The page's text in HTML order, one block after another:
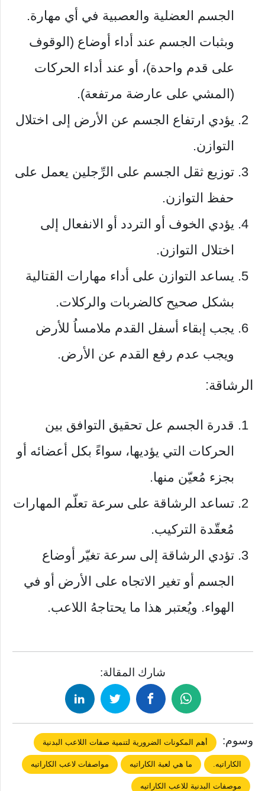
الجسم العضلية والعصبية في أي مهارة.
وبثبات الجسم عند أداء أوضاع (الوقوف
على قدم واحدة)، أو عند أداء الحركات
(المشي على عارضة مرتفعة).
يؤدي ارتفاع الجسم عن الأرض إلى اختلال
التوازن.
توزيع ثقل الجسم على الرِّجلين يعمل على
حفظ التوازن.
يؤدي الخوف أو التردد أو الانفعال إلى
اختلال التوازن.
يساعد التوازن على أداء مهارات القتالية
بشكل صحيح كالضربات والركلات.
يجب إبقاء أسفل القدم ملامساُ للأرض
ويجب عدم رفع القدم عن الأرض.
الرشاقة:
قدرة الجسم عل تحقيق التوافق بين
الحركات التي يؤديها، سواءً بكل أعضائه أو
بجزء مُعيّن منها.
تساعد الرشاقة على سرعة تعلّم المهارات
مُعقّدة التركيب.
تؤدي الرشاقة إلى سرعة تغيّر أوضاع
الجسم أو تغير الاتجاه على الأرض أو في
الهواء. ويُعتبر هذا ما يحتاجهُ اللاعب.
شارك المقالة:
وسوم: أهم المكونات الضرورية لتنمية صفات اللاعب البدنية
الكاراتيه. ما هي لعبة الكاراتيه مواصفات لاعب الكاراتيه
موصفات البدنية للاعب الكاراتيه